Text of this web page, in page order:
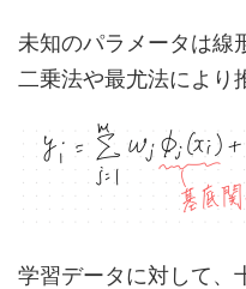
未知のパラメータは線
二乗法や最尤法により
学習データに対して、